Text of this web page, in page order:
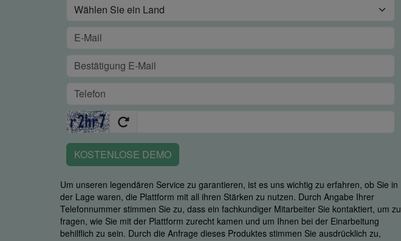
KOSTENLOSE DEMO
Um unseren legendären Service zu garantieren, ist es uns wichtig zu erfahren, ob Sie in
der Lage waren, die Plattform mit all ihren Stärken zu nutzen. Durch Angabe Ihrer
Telefonnummer stimmen Sie zu, dass ein fachkundiger Mitarbeiter Sie kontaktiert, um zu
fragen, wie Sie mit der Plattform zurecht kamen und um Ihnen bei der Einarbeitung
behilflich zu sein. Durch die Anfrage dieses Produktes stimmen Sie ausdrücklich zu,